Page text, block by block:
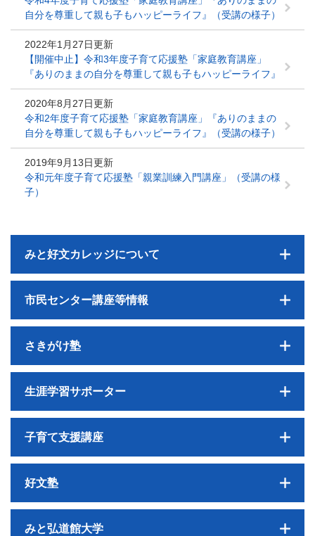
自分を尊重して親も子もハッピーライフ』（受講の様子）
2022年1月27日更新
【開催中止】令和3年度子育て応援塾「家庭教育講座」
『ありのままの自分を尊重して親も子もハッピーライフ』
2020年8月27日更新
令和2年度子育て応援塾「家庭教育講座」『ありのままの
自分を尊重して親も子もハッピーライフ』（受講の様子）
2019年9月13日更新
令和元年度子育て応援塾「親業訓練入門講座」（受講の様
子）
みと好文カレッジについて
市民センター講座等情報
さきがけ塾
生涯学習サポーター
子育て支援講座
好文塾
みと弘道館大学